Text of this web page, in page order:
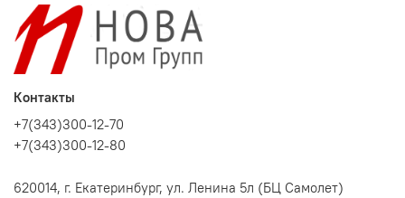
Контакты
+7(343)300-12-70
+7(343)300-12-80
620014, г. Екатеринбург, ул. Ленина 5л (БЦ Самолет)